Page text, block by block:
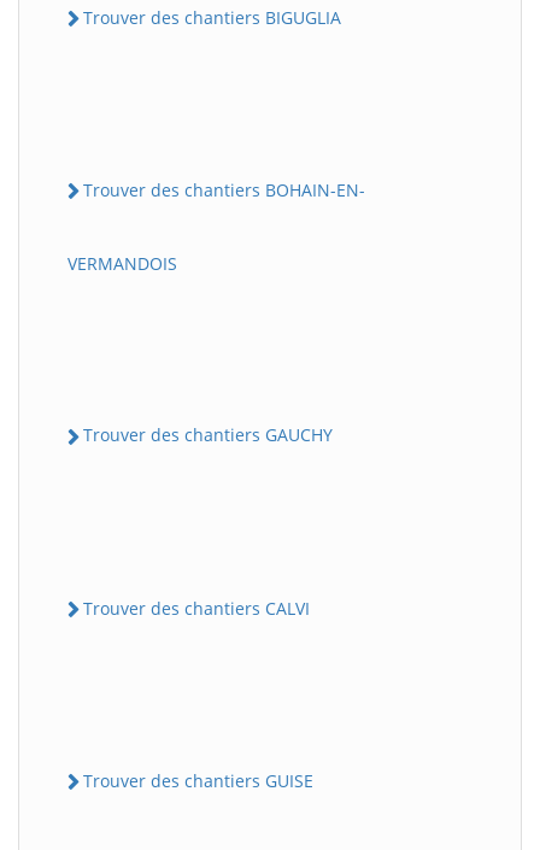
Trouver des chantiers BIGUGLIA
Trouver des chantiers BOHAIN-EN-
VERMANDOIS
Trouver des chantiers GAUCHY
Trouver des chantiers CALVI
Trouver des chantiers GUISE